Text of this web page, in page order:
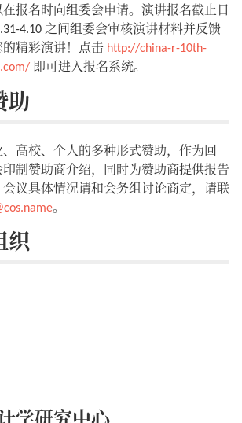
报名时向组委会申请。演讲报名截止日
4.10 之间组委会审核演讲材料并反馈
精彩演讲！点击 http://china-r-10th-
即可进入报名系统。
助
高校、个人的多种形式赞助，作为回
制赞助商介绍，同时为赞助商提供报告
议具体情况请和会务组讨论商定，请联
。
织